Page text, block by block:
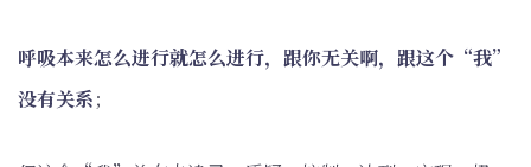
呼吸本来怎么进行就怎么进行，跟你无关啊，跟这个“我”
没有关系；